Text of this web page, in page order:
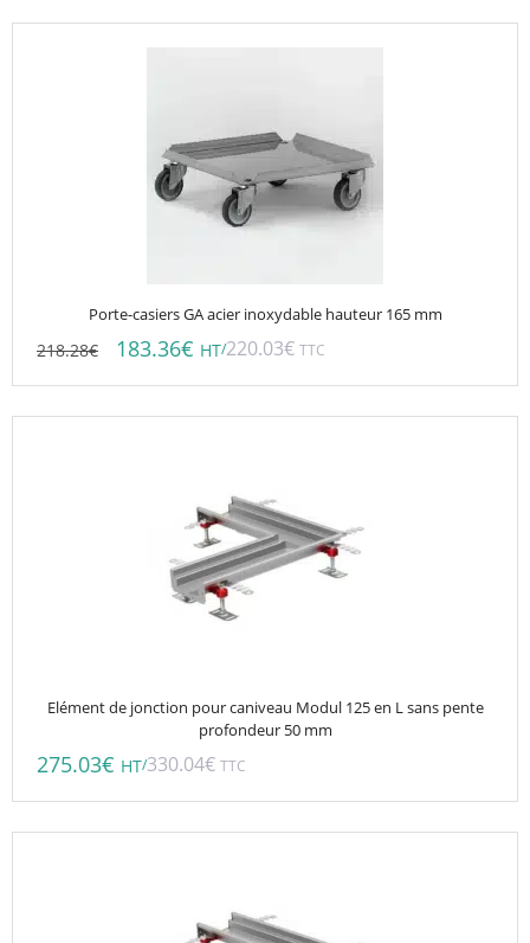
Porte-casiers GA acier inoxydable hauteur 165 mm
218.28€ 183.36€ HT/220.03€ TTC
Elément de jonction pour caniveau Modul 125 en L sans pente
profondeur 50 mm
275.03€ HT/330.04€ TTC